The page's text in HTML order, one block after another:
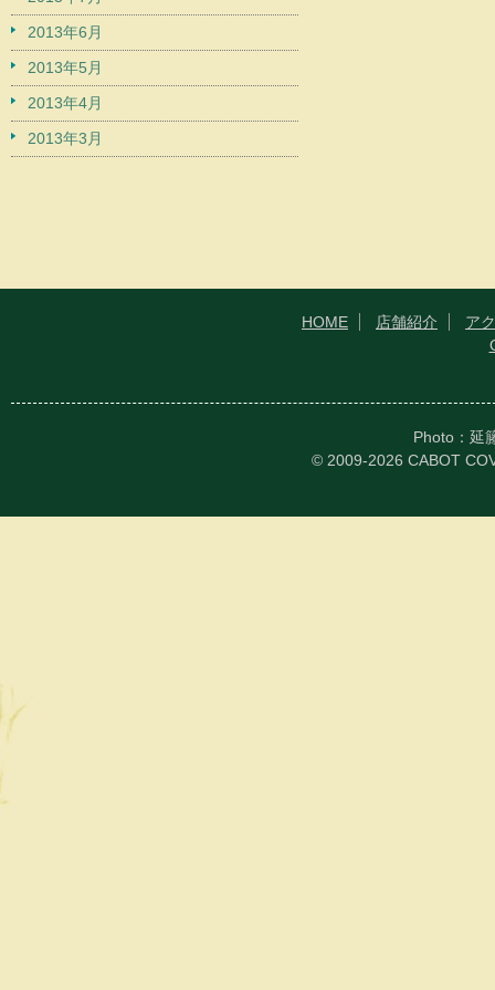
2013年6月
2013年5月
2013年4月
2013年3月
HOME 店舗紹介
ア
Photo：延
© 2009-2026 CABOT